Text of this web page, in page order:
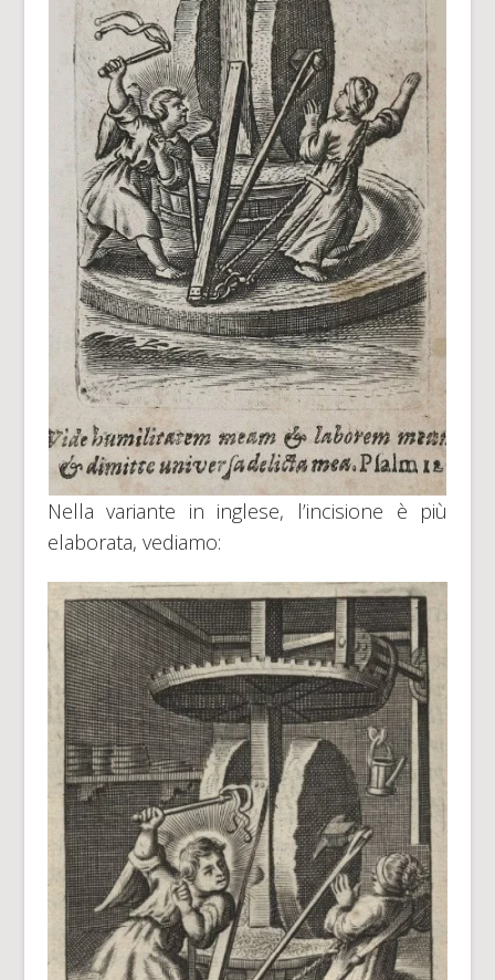
Nella variante in inglese, l’incisione è più
elaborata, vediamo: